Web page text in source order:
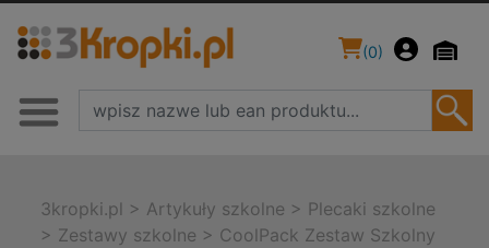
(0)
3kropki.pl > Artykuły szkolne > Plecaki szkolne
> Zestawy szkolne > CoolPack Zestaw Szkolny